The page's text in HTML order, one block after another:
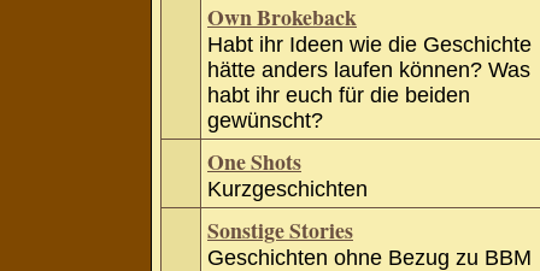
Own Brokeback
Habt ihr Ideen wie die Geschichte
hätte anders laufen können? Was
habt ihr euch für die beiden
gewünscht?
One Shots
Kurzgeschichten
Sonstige Stories
Geschichten ohne Bezug zu BBM